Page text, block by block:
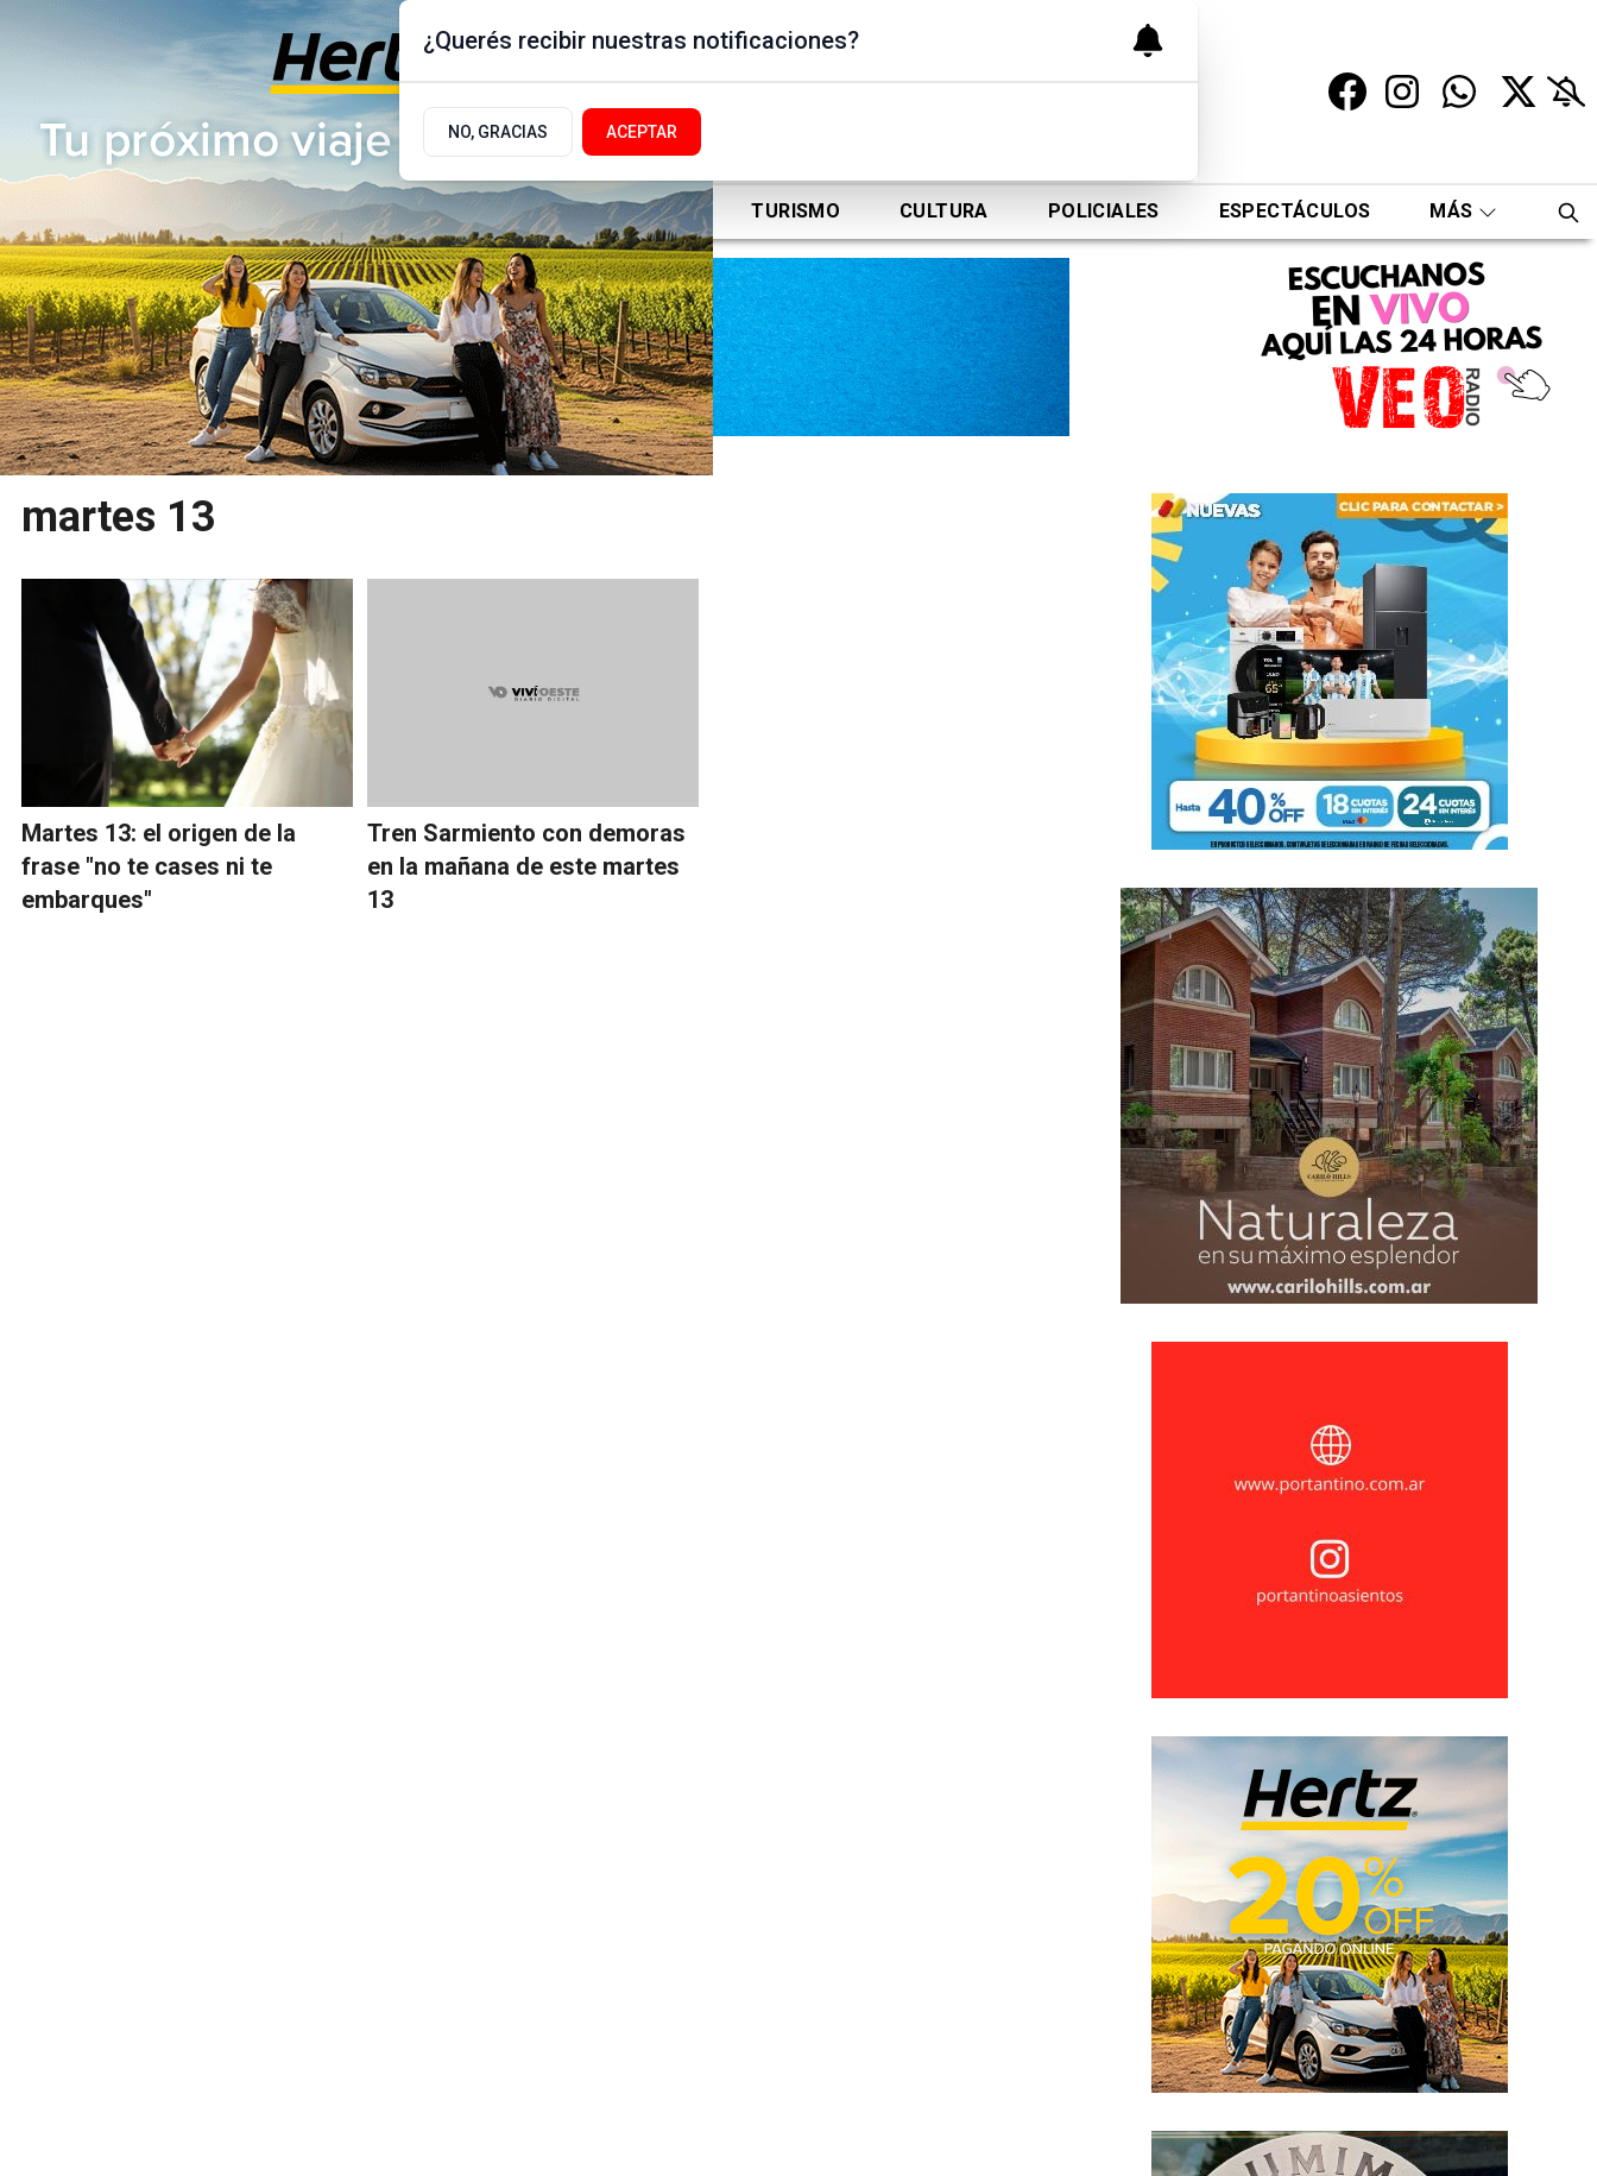
Viernes 7 de Agosto
de 2026
17.9ºc | Buenos Aires, AR
ACTUALIDAD POLÍTICA DEPORTES TURISMO CULTURA POLICIALES ESPECTÁCULOS MÁS
martes 13
Martes 13: el origen de la
frase "no te cases ni te
embarques"
Tren Sarmiento con demoras
en la mañana de este martes
13
¿Querés recibir nuestras notificaciones?
NO, GRACIAS ACEPTAR